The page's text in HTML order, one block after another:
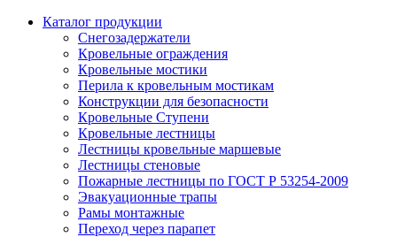
Каталог продукции
Снегозадержатели
Кровельные ограждения
Кровельные мостики
Перила к кровельным мостикам
Конструкции для безопасности
Кровельные Ступени
Кровельные лестницы
Лестницы кровельные маршевые
Лестницы стеновые
Пожарные лестницы по ГОСТ Р 53254-2009
Эвакуационные трапы
Рамы монтажные
Переход через парапет